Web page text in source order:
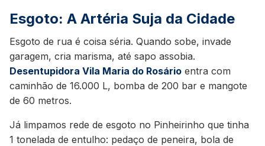
Esgoto: A Artéria Suja da Cidade
Esgoto de rua é coisa séria. Quando sobe, invade
garagem, cria marisma, até sapo assobia.
Desentupidora Vila Maria do Rosário entra com
caminhão de 16.000 L, bomba de 200 bar e mangote
de 60 metros.
Já limpamos rede de esgoto no Pinheirinho que tinha
1 tonelada de entulho: pedaço de peneira, bola de